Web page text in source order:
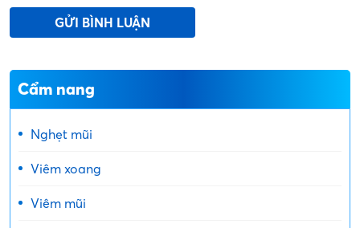
Cẩm nang
Nghẹt mũi
Viêm xoang
Viêm mũi